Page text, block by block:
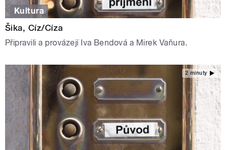
Kultura
Šika, Cíz/Cíza
Připravili a provázejí Iva Bendová a Mirek Vaňura.
2 minuty